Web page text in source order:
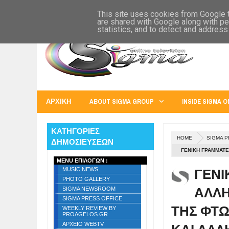
EUROPE U.S.A. AUSTRALIA
ΑΡΧΙΚΗ ABOUT SIGMA GROUP INSIDE SIGMA
HOME SIGMA
ΓΕΝΙΚΗ
ΤΗΣ
ΚΑΤΗΓΟΡΙΕΣ
ΔΗΜΟΣΙΕΥΣΕΩΝ
MENU ΕΠΙΛΟΓΩΝ :
MUSIC NEWS
PHOTO GALLERY
SIGMA NEWSROOM
SIGMA PRESS OFFICE
WEEKLY REVIEW BY
PROAGELOS.GR
ΑΡΧΕΙΟ WEBTV
This site uses cookies from Google
are shared with Google along with
statistics, and to detect and address